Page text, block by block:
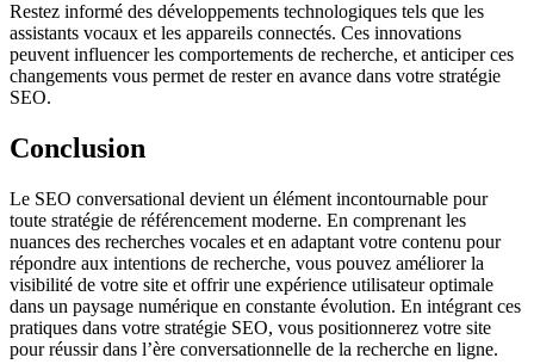
Restez informé des développements technologiques tels que les
assistants vocaux et les appareils connectés. Ces innovations
peuvent influencer les comportements de recherche, et anticiper ces
changements vous permet de rester en avance dans votre stratégie
SEO.
Conclusion
Le SEO conversational devient un élément incontournable pour
toute stratégie de référencement moderne. En comprenant les
nuances des recherches vocales et en adaptant votre contenu pour
répondre aux intentions de recherche, vous pouvez améliorer la
visibilité de votre site et offrir une expérience utilisateur optimale
dans un paysage numérique en constante évolution. En intégrant ces
pratiques dans votre stratégie SEO, vous positionnerez votre site
pour réussir dans l’ère conversationnelle de la recherche en ligne.